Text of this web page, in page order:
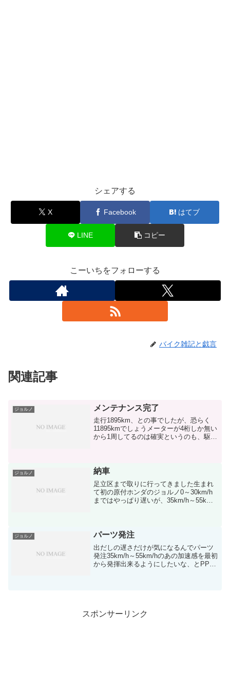
シェアする
X Facebook はてブ
LINE コピー
こーいちをフォローする
バイク雑記と戯言
関連記事
ジョルノ メンテナンス完了
走行1895km、との事でしたが、恐らく
11895kmでしょうメーターが4桁しか無い
から1周してるのは確実というのも、駆動
た模様開け...
ジョルノ 納車
足立区まで取りに行ってきました生まれ
て初の原付ホンダのジョルノ0～30km/h
まではやっぱり遅いが、35km/h～55km/h
も、...
ジョルノ パーツ発注
出だしの遅さだけが気になるんでパーツ
発注35km/h～55km/hのあの加速感を最初
から発揮出来るようにしたいな、とPPS
スポンサーリンク